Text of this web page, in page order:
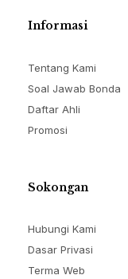
Informasi
Tentang Kami
Soal Jawab Bonda
Daftar Ahli
Promosi
Sokongan
Hubungi Kami
Dasar Privasi
Terma Web